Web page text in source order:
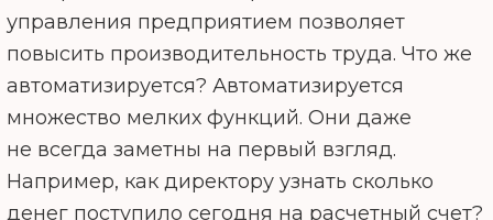
управления предприятием позволяет
повысить производительность труда. Что же
автоматизируется? Автоматизируется
множество мелких функций. Они даже
не всегда заметны на первый взгляд.
Например, как директору узнать сколько
денег поступило сегодня на расчетный счет?